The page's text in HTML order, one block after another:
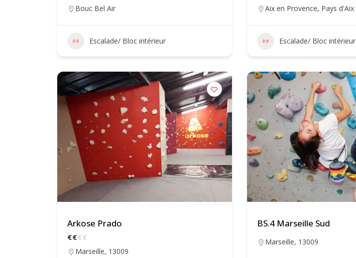
Bouc Bel Air
Escalade/ Bloc intérieur
Aix en Provence, Pays d'Aix
Escalade/ Bloc intérieur
Arkose Prado
€€€€
Marseille, 13009
BS.4 Marseille Sud
Marseille, 13009